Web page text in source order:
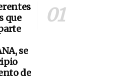
que
se
de